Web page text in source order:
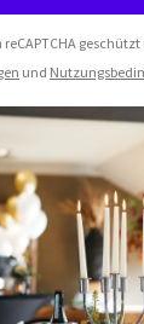
reCAPTCHA
und